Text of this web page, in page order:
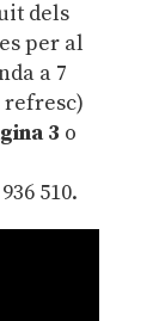
dels
per al
a 7
refresc)
3 o
510.